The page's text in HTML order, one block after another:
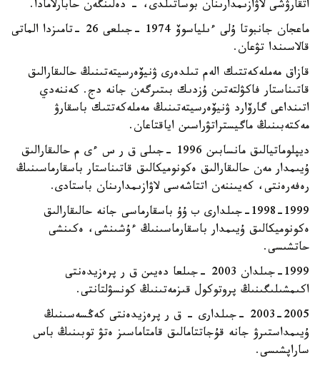
اتقارۋشى لاۋازىمدارىنان بوساتىلدى، - دەلىنگەن حابارلامادا.
ماعجان جانبوتا ۇلى ءىلياسوۆ 1974 -جىلعى 26 -تامىزدا الماتى
قالاسىندا تۋعان.
قازاق مەملەكەتتىك الەم تىلدەرى ۋنيۆەرسيتەتىنىڭ حالىقارالىق
قاتىناستار فاكۋلتەتىن ۇزدىك بىتىرگەن جانە دج. كەننەدي
اتىنداعى گارۆارد ۋنيۆەرسيتەتىنىڭ مەملەكەتتىك باسقارۋ
مەكتەبىنىڭ ماگيستراتۋراسىن اياقتاعان.
ديپلوماتيالىق مانسابىن 1996 -جىلى ق ر س ءى م حالىقارالىق
ۇيىمدار مەن حالىقارالىق ەكونوميكالىق قاتىناستار باسقارماسىنىڭ
رەفەرەنتى، كەيىننەن اتتاشەسى لاۋازىمدارىنان باستادى.
1998-1999-جىلدارى ب ۇۇ باسقارماسى جانە حالىقارالىق
ەكونوميكالىق ۇيىمدار باسقارماسىنىڭ ءۇشىنشى، ەكىنشى
حاتشىسى.
1999-جىلدان 2003 -جىلعا دەيىن ق ر پرەزيدەنتى
اكىمشىلىگىنىڭ پروتوكول قىزمەتىنىڭ كونسۋلتانتى.
2003-2005 -جىلدارى - ق ر پرەزيدەنتى كەڭسەسىنىڭ
ۇيىمداستىرۋ جانە قۇجاتتامالىق قامتاماسىز ەتۋ توبىنىڭ باس
ساراپشىسى.